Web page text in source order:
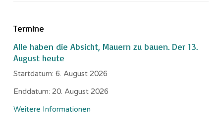
Termine
Alle haben die Absicht, Mauern zu bauen. Der 13.
August heute
Startdatum: 6. August 2026
Enddatum: 20. August 2026
Weitere Informationen